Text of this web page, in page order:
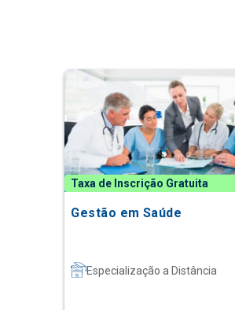
Taxa de Inscrição Gratuita
Gestão em Saúde
Especialização a Distância